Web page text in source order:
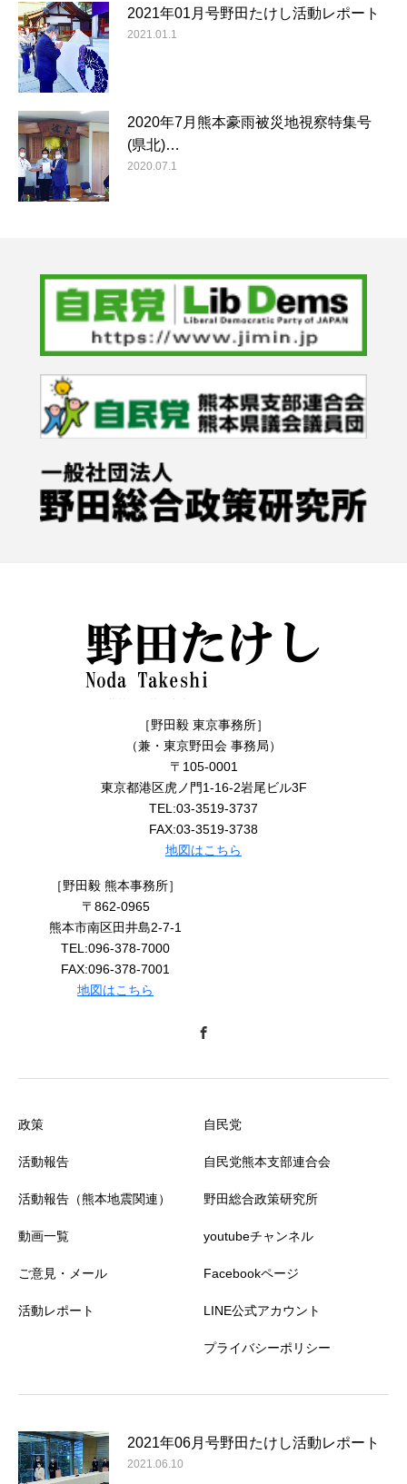
2021年01月号野田たけし活動レポート
2021.01.1
2020年7月熊本豪雨被災地視察特集号
(県北)…
2020.07.1
［野田毅 東京事務所］
（兼・東京野田会 事務局）
〒105-0001
東京都港区虎ノ門1-16-2岩尾ビル3F
TEL:03-3519-3737
FAX:03-3519-3738
地図はこちら
［野田毅 熊本事務所］
〒862-0965
熊本市南区田井島2-7-1
TEL:096-378-7000
FAX:096-378-7001
地図はこちら
政策
活動報告
活動報告（熊本地震関連）
動画一覧
ご意見・メール
活動レポート
自民党
自民党熊本支部連合会
野田総合政策研究所
youtubeチャンネル
Facebookページ
LINE公式アカウント
プライバシーポリシー
2021年06月号野田たけし活動レポート
2021.06.10